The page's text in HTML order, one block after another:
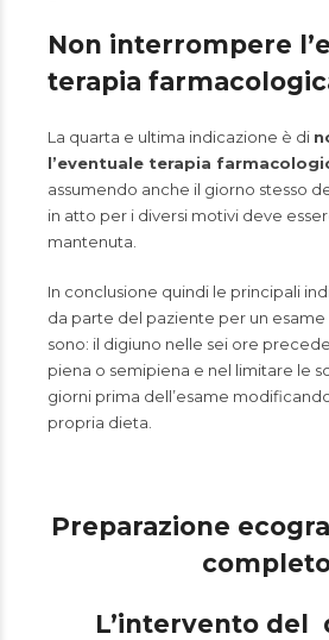
Non interrompere
terapia
La quarta e ultima indicazione è di
l’eventuale terapia
assumendo anche il giorno stesso
in atto per i diversi motivi deve
mantenuta.
In conclusione quindi le principali
da parte del paziente per un
sono: il digiuno nelle sei ore
piena o semipiena e nel limitare le
giorni prima dell’esame
propria dieta.
Preparazione
L’intervento del